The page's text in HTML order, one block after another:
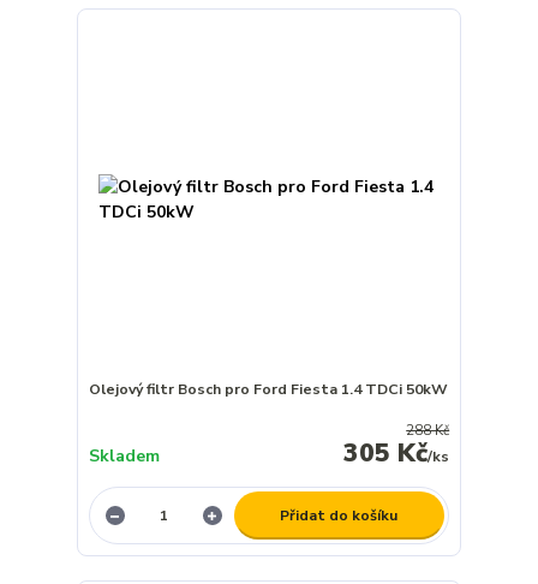
Olejový filtr Bosch pro Ford Fiesta 1.4 TDCi 50kW
288 Kč
305 Kč/ks
Skladem
Přidat do košíku